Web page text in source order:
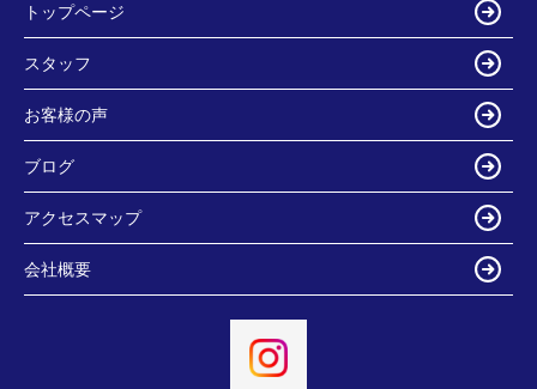
トップページ
スタッフ
お客様の声
ブログ
アクセスマップ
会社概要